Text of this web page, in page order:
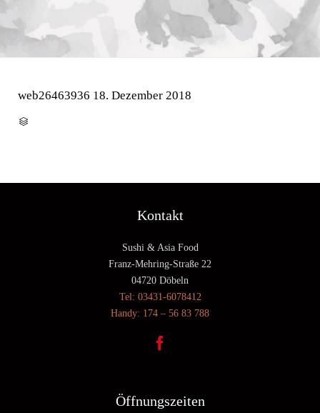
web26463936 18. Dezember 2018

Kontakt
Sushi & Asia Food
Franz-Mehring-Straße 22
04720 Döbeln
Tel: 03431-6078412
Handy: 174 – 56 83 788

Öffnungszeiten